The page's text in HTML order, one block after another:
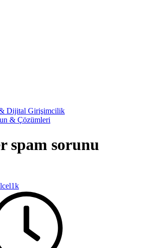
Dijital Girişimcilik
& Çözümleri
spam sorunu